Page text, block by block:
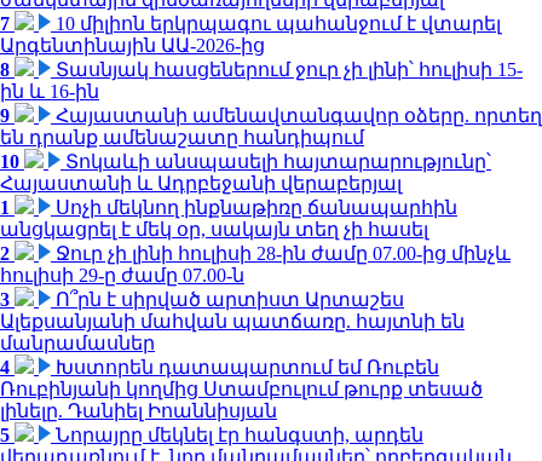
7
10 միլիոն երկրպագու պահանջում է վտարել
Արգենտինային ԱԱ-2026-ից
8
Տասնյակ հասցեներում ջուր չի լինի՝ հուլիսի 15-
ին և 16-ին
9
Հայաստանի ամենավտանգավոր օձերը. որտեղ
են դրանք ամենաշատը հանդիպում
10
Տոկաևի անսպասելի հայտարարությունը՝
Հայաստանի և Ադրբեջանի վերաբերյալ
1
Սոչի մեկնող ինքնաթիռը ճանապարհին
անցկացրել է մեկ օր, սակայն տեղ չի հասել
2
Ջուր չի լինի հուլիսի 28-ին ժամը 07.00-ից մինչև
հուլիսի 29-ը ժամը 07.00-ն
3
Ո՞րն է սիրված արտիստ Արտաշես
Ալեքսանյանի մահվան պատճառը. հայտնի են
մանրամասներ
4
Խստորեն դատապարտում եմ Ռուբեն
Ռուբինյանի կողմից Ստամբուլում թուրք տեսած
լինելը. Դանիել Իոաննիսյան
5
Նորայրը մեկնել էր հանգստի, արդեն
վերադառնում է. նոր մանրամասներ՝ ողբերգական